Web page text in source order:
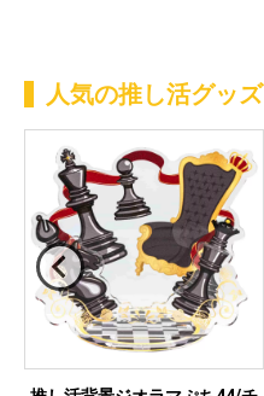
人気の推し活グッズ